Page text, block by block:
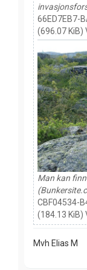
66ED7EB7-
(696.07 KiB)
Man kan
CBF04534-
(184.13 KiB)
Mvh Elias M